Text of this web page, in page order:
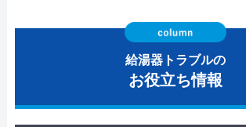
給湯器トラブルの
お役立ち情報